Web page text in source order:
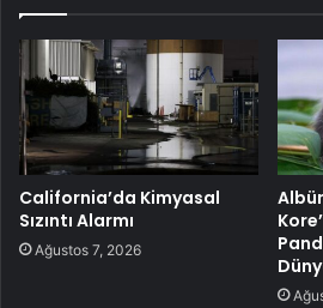
California’da Kimyasal
Sızıntı Alarmı
Ağustos 7, 2026